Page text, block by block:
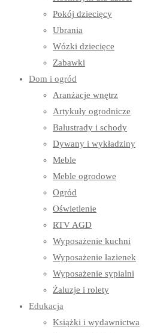
Pokój dziecięcy
Ubrania
Wózki dziecięce
Zabawki
Dom i ogród
Aranżacje wnętrz
Artykuły ogrodnicze
Balustrady i schody
Dywany i wykładziny
Meble
Meble ogrodowe
Ogród
Oświetlenie
RTV AGD
Wyposażenie kuchni
Wyposażenie łazienek
Wyposażenie sypialni
Żaluzje i rolety
Edukacja
Książki i wydawnictwa